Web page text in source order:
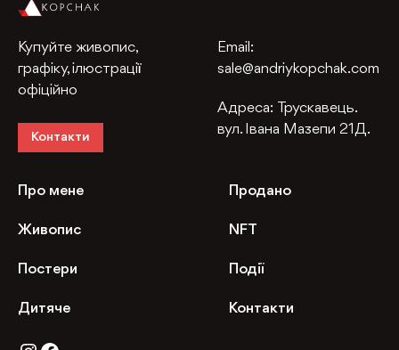
Купуйте живопис,
графіку, ілюстрації
офіційно
Контакти
Email:
sale@andriykopchak.com
Адреса:
Трускавець.
вул. Івана Мазепи 21Д.
Про мене
Живопис
Постери
Дитяче
Продано
NFT
Події
Контакти